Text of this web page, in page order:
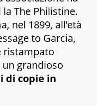
The Philistine.
nel 1899, all’età
to Garcia,
ristampato
grandioso
di copie in